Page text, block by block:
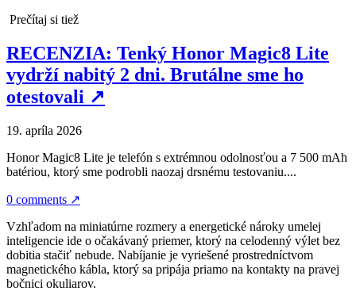
Prečítaj si tiež
RECENZIA: Tenký Honor Magic8 Lite
vydrží nabitý 2 dni. Brutálne sme ho
otestovali ↗
19. apríla 2026
Honor Magic8 Lite je telefón s extrémnou odolnosťou a 7 500 mAh
batériou, ktorý sme podrobli naozaj drsnému testovaniu....
0 comments ↗
Vzhľadom na miniatúrne rozmery a energetické nároky umelej
inteligencie ide o očakávaný priemer, ktorý na celodenný výlet bez
dobitia stačiť nebude. Nabíjanie je vyriešené prostredníctvom
magnetického kábla, ktorý sa pripája priamo na kontakty na pravej
bočnici okuliarov.